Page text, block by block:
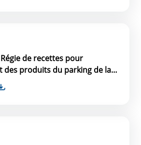
de recettes pour
des produits du parking de la